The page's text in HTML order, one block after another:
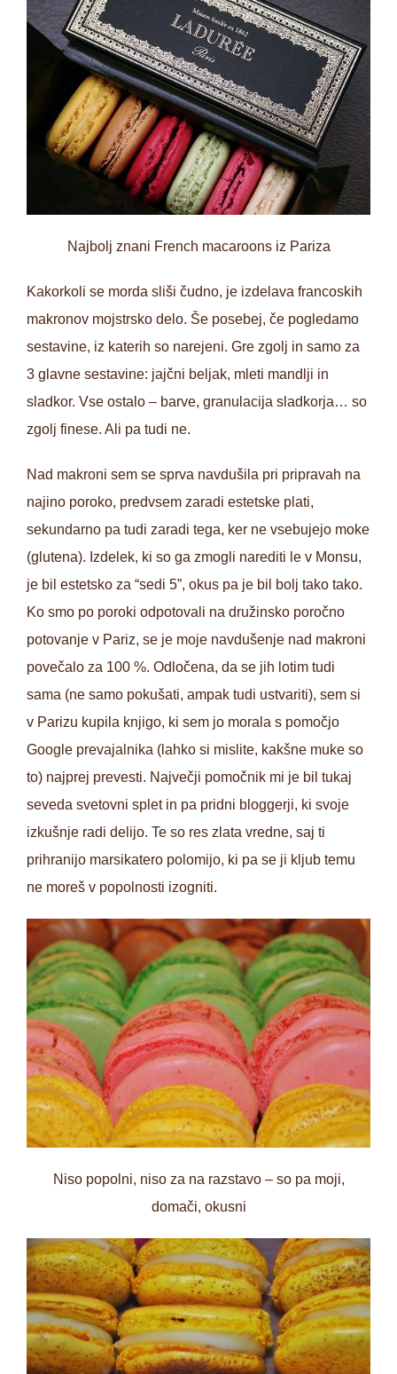
Najbolj znani French macaroons iz Pariza
Kakorkoli se morda sliši čudno, je izdelava francoskih
makronov mojstrsko delo. Še posebej, če pogledamo
sestavine, iz katerih so narejeni. Gre zgolj in samo za
3 glavne sestavine: jajčni beljak, mleti mandlji in
sladkor. Vse ostalo – barve, granulacija sladkorja… so
zgolj finese. Ali pa tudi ne.
Nad makroni sem se sprva navdušila pri pripravah na
najino poroko, predvsem zaradi estetske plati,
sekundarno pa tudi zaradi tega, ker ne vsebujejo moke
(glutena). Izdelek, ki so ga zmogli narediti le v Monsu,
je bil estetsko za “sedi 5”, okus pa je bil bolj tako tako.
Ko smo po poroki odpotovali na družinsko poročno
potovanje v Pariz, se je moje navdušenje nad makroni
povečalo za 100 %. Odločena, da se jih lotim tudi
sama (ne samo pokušati, ampak tudi ustvariti), sem si
v Parizu kupila knjigo, ki sem jo morala s pomočjo
Google prevajalnika (lahko si mislite, kakšne muke so
to) najprej prevesti. Največji pomočnik mi je bil tukaj
seveda svetovni splet in pa pridni bloggerji, ki svoje
izkušnje radi delijo. Te so res zlata vredne, saj ti
prihranijo marsikatero polomijo, ki pa se ji kljub temu
ne moreš v popolnosti izogniti.
Niso popolni, niso za na razstavo – so pa moji,
domači, okusni